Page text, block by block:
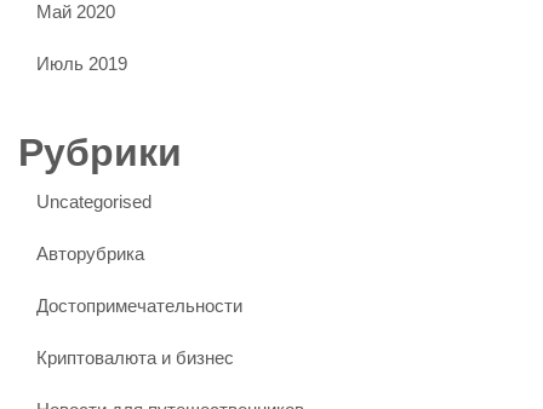
Май 2020
Июль 2019
Рубрики
Uncategorised
Авторубрика
Достопримечательности
Криптовалюта и бизнес